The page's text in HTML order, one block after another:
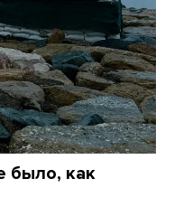
было, как